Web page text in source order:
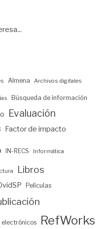
Almena Archivos digitales
Búsqueda de información
Evaluación
Factor de impacto
IN-RECS Informática
Libros
Películas
electrónicos RefWorks